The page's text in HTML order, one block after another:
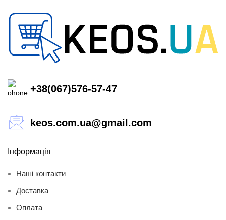
+38(067)576-57-47
keos.com.ua@gmail.com
Інформація
Наші контакти
Доставка
Оплата